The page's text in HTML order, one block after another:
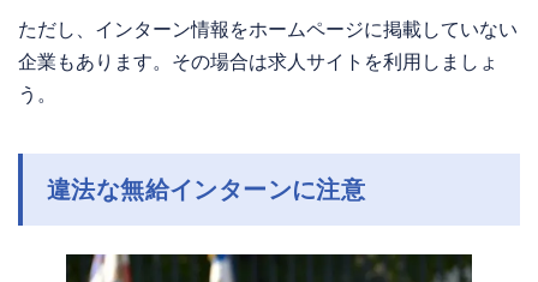
ただし、インターン情報をホームページに掲載していない
企業もあります。その場合は求人サイトを利用しましょ
う。
違法な無給インターンに注意